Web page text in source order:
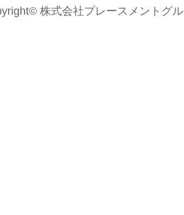
株式会社プレースメントグ